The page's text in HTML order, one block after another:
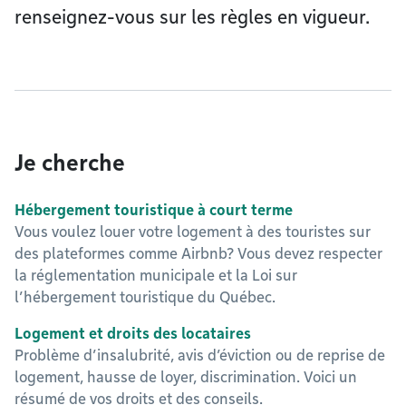
renseignez-vous sur les règles en vigueur.
Je cherche
Hébergement touristique à court terme
Vous voulez louer votre logement à des touristes sur
des plateformes comme Airbnb? Vous devez respecter
la réglementation municipale et la Loi sur
l’hébergement touristique du Québec.
Logement et droits des locataires
Problème d’insalubrité, avis d’éviction ou de reprise de
logement, hausse de loyer, discrimination. Voici un
résumé de vos droits et des conseils.